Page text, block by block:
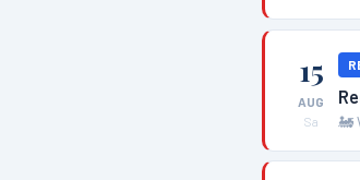
15
AUG
Sa
🚂